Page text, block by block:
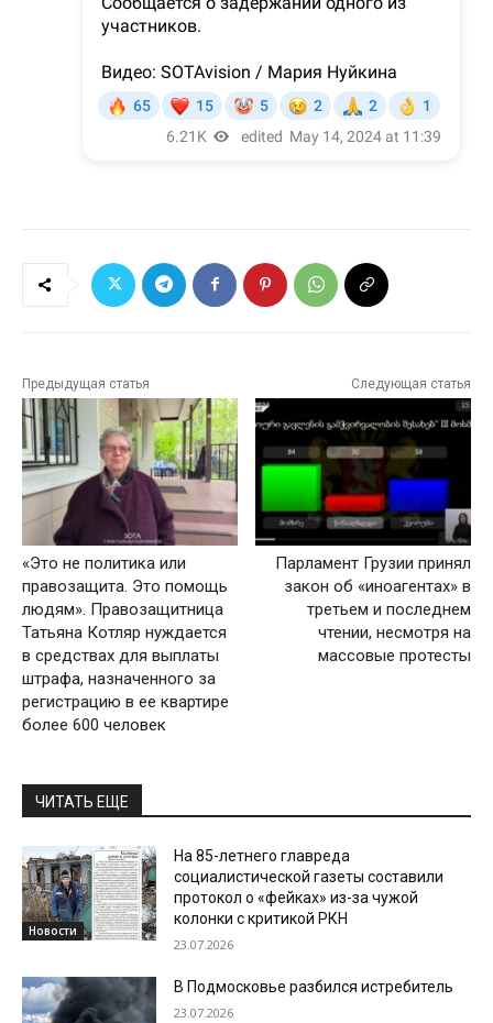
Предыдущая статья
«Это не политика или
правозащита. Это помощь
людям». Правозащитница
Татьяна Котляр нуждается
в средствах для выплаты
штрафа, назначенного за
регистрацию в ее квартире
более 600 человек
Следующая статья
Парламент Грузии принял
закон об «иноагентах» в
третьем и последнем
чтении, несмотря на
массовые протесты
ЧИТАТЬ ЕЩЕ
Новости
На 85-летнего главреда
социалистической газеты составили
протокол о «фейках» из-за чужой
колонки с критикой РКН
23.07.2026
В Подмосковье разбился истребитель
23.07.2026